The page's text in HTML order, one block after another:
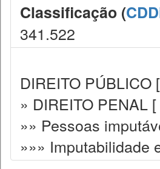
Classificação (
341.522
DIREITO PÚBLICO [
» DIREITO PENAL [
»» Pessoas
»»» Imputabilidade